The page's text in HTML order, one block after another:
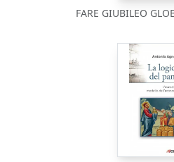
FARE GIUBILEO